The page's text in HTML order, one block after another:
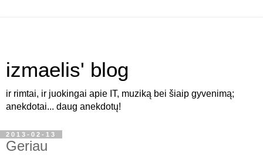
izmaelis' blog
ir rimtai, ir juokingai apie IT, muziką bei šiaip gyvenimą;
anekdotai... daug anekdotų!
2013-02-13
Geriau